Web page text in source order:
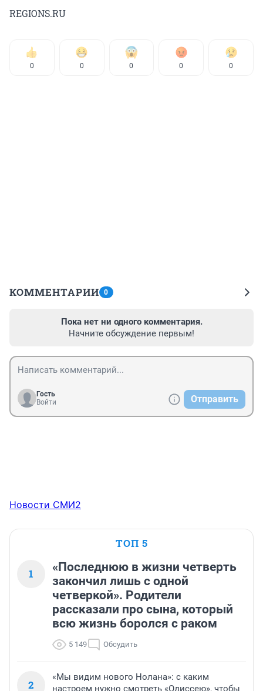
REGIONS.RU
0 0 0 0 0
КОММЕНТАРИИ 0
Пока нет ни одного комментария.
Начните обсуждение первым!
Гость
Войти
Отправить
Новости СМИ2
ТОП 5
1
«Последнюю в жизни четверть
закончил лишь с одной
четверкой». Родители
рассказали про сына, который
всю жизнь боролся с раком
5 149 Обсудить
2
«Мы видим нового Нолана»: с каким
настроем нужно смотреть «Одиссею», чтобы